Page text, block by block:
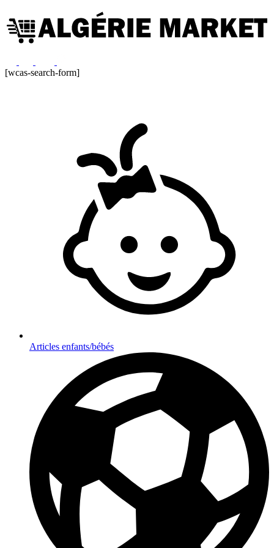
[wcas-search-form]
Articles enfants/bébés